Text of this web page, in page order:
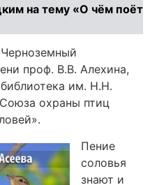
на тему «О чём поёт
проф. В.В. Алехина,
им. Н.Н.
охраны птиц
Пение
соловья
знают и